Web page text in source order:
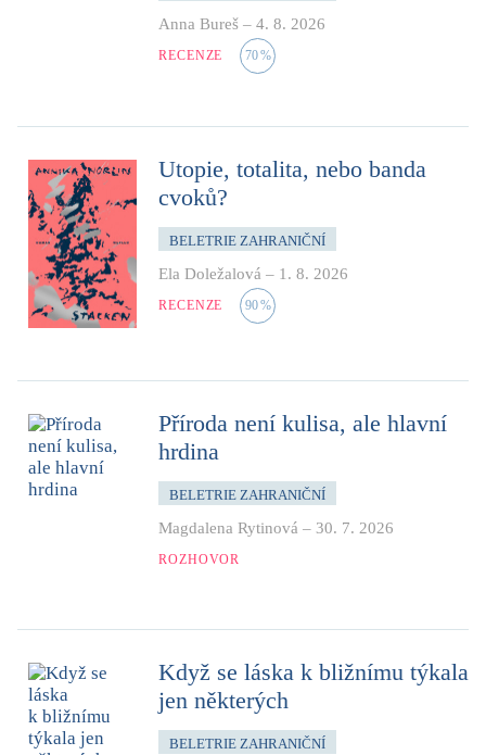
Anna Bureš – 4. 8. 2026
RECENZE 70%
Utopie, totalita, nebo banda
cvoků?
BELETRIE ZAHRANIČNÍ
Ela Doležalová – 1. 8. 2026
RECENZE 90%
Příroda není kulisa, ale hlavní
hrdina
BELETRIE ZAHRANIČNÍ
Magdalena Rytinová – 30. 7. 2026
ROZHOVOR
Když se láska k bližnímu týkala
jen některých
BELETRIE ZAHRANIČNÍ